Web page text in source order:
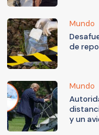
Mundo
de
Mundo
y un